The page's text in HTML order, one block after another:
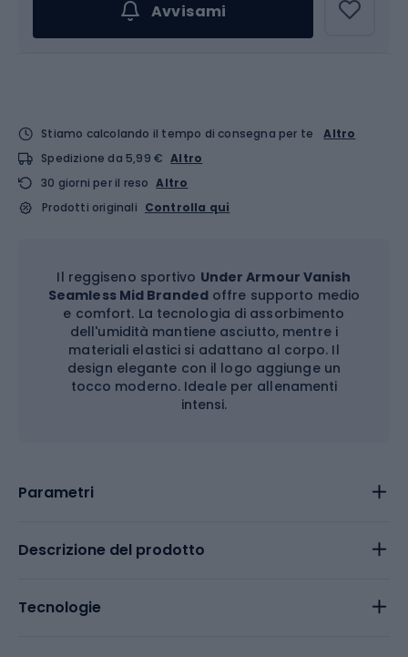
Avvisami
Stiamo calcolando il tempo di consegna per te
Altro
Spedizione da 5,99 € Altro
30 giorni per il reso Altro
Prodotti originali Controlla qui
Il reggiseno sportivo Under Armour Vanish
Seamless Mid Brandedoffre supporto medio
e comfort. La tecnologia di assorbimento
dell'umidità mantiene asciutto, mentre i
materiali elastici si adattano al corpo. Il
design elegante con il logo aggiunge un
tocco moderno. Ideale per allenamenti
intensi.
Parametri
Descrizione del prodotto
Tecnologie